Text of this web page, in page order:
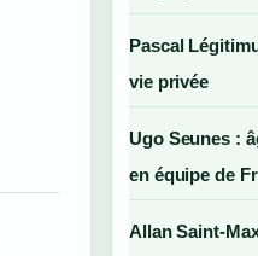
Pascal
vie privée
Ugo Seunes :
en équipe de
Allan Saint-